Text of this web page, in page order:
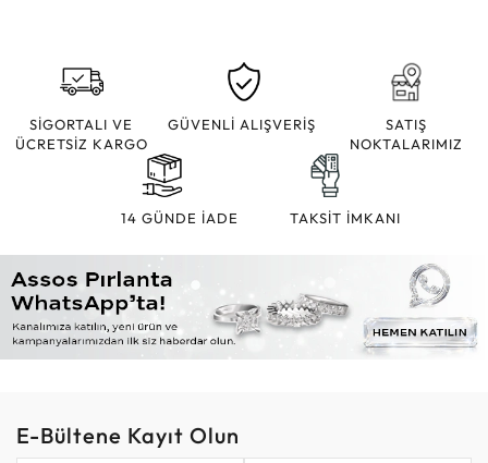
SİGORTALI VE
ÜCRETSİZ KARGO
GÜVENLİ ALIŞVERİŞ
SATIŞ
NOKTALARIMIZ
14 GÜNDE İADE TAKSİT İMKANI
E-Bültene Kayıt Olun